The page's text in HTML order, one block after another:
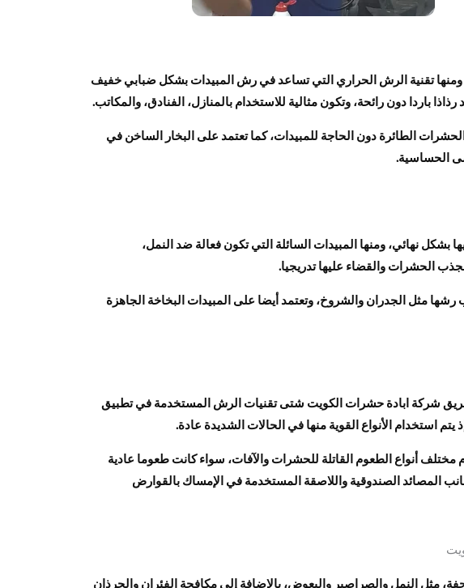
تقنية الرش الحراري التي تساعد في رش المبيدات بشكل ضبابي خفيف
باردا دون رائحة، وتكون مثالية للاستخدام بالمنازل، الفنادق، والمكاتب.
الطائرة دون الحاجة للمبيدات، كما تعتمد على البخار الساخن في
الحساسية.
نهائي، ومنها المبيدات السائلة التي تكون فعالة ضد النمل،
الحشرات والقضاء عليها تدريجيا.
مثل الجدران والشروخ، وتعتمد أيضا على المبيدات البخاخة الجاهزة
شركة ابادة حشرات الكويت شتى تقنيات الرش المستخدمة في تطبيق
استخدام الأنواع القوية منها في الحالات الشديدة عادة.
أنواع الطعوم القاتلة للحشرات والآفات، سواء كانت طعوما عادية
المصائد الصندوقية واللاصقة المستخدمة في الإمساك بالقوارض
النمل والصراصير والبعوض، بالإضافة إلى مكافحة الفئران والجرذان